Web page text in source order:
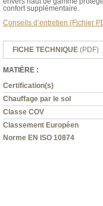
confort supplémentaire.
Conseils d’entretien (Fichier
FICHE TECHNIQUE (PDF)
MATIÈRE :
Certification(s)
Chauffage par le sol
Classe COV
Classement Européen
Norme EN ISO 10874